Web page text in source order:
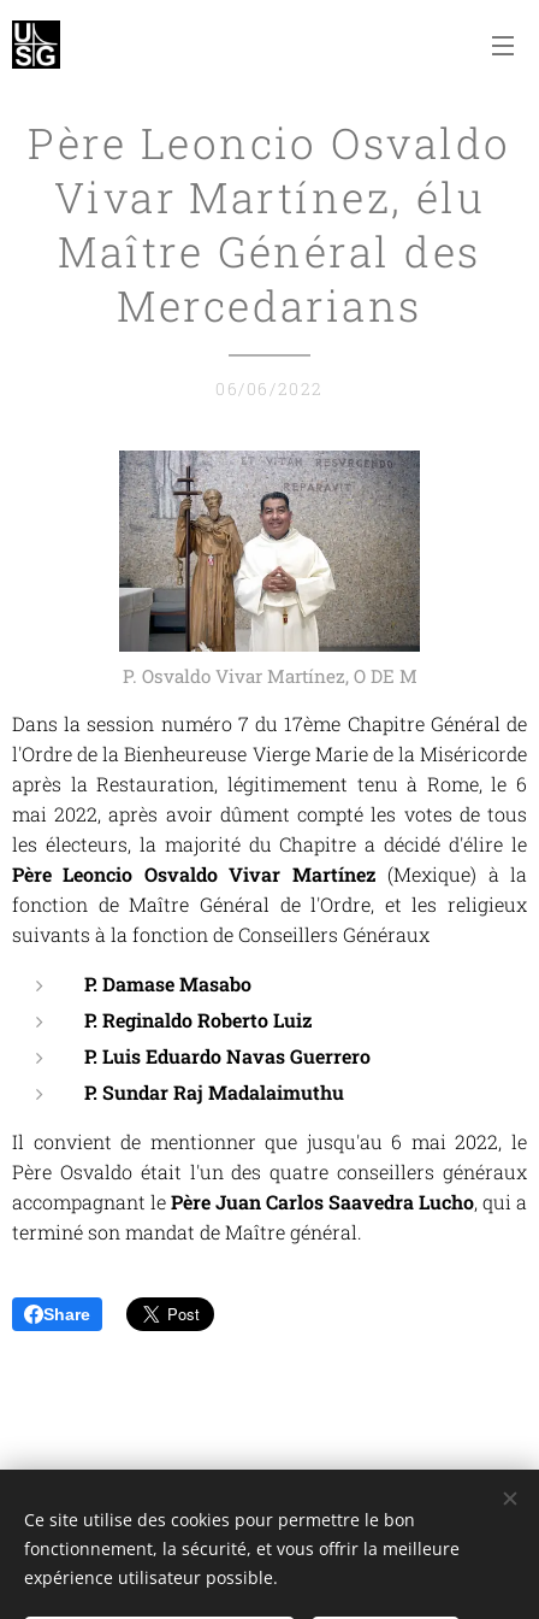
Père Leoncio Osvaldo
Vivar Martínez, élu
Maître Général des
Mercedarians
06/06/2022
P. Osvaldo Vivar Martínez, O DE M
Dans la session numéro 7 du17ème Chapitre Général de
l'Ordre de la Bienheureuse Vierge Marie de la Miséricorde
après la Restauration, légitimement tenu à Rome, le 6
mai 2022, après avoir dûment compté les votes de tous
les électeurs, la majorité du Chapitre a décidé d'élire le
Père Leoncio Osvaldo Vivar Martínez (Mexique) à la
fonction de Maître Général de l'Ordre, et les religieux
suivants à la fonction de Conseillers Généraux
P. Damase Masabo
P. Reginaldo Roberto Luiz
P. Luis Eduardo Navas Guerrero
P. Sundar Raj Madalaimuthu
Il convient de mentionner que jusqu'au 6 mai 2022, le
Père Osvaldo était l'un des quatre conseillers généraux
accompagnant lePère Juan Carlos Saavedra Lucho, qui a
terminé son mandat de Maître général.
Share
Unione Superiori Generali - Via dei Penitenzieri 19 -00193 ROMA
Cookies
Ce site utilise des cookies pour permettre le bon
fonctionnement, la sécurité, et vous offrir la meilleure
expérience utilisateur possible.